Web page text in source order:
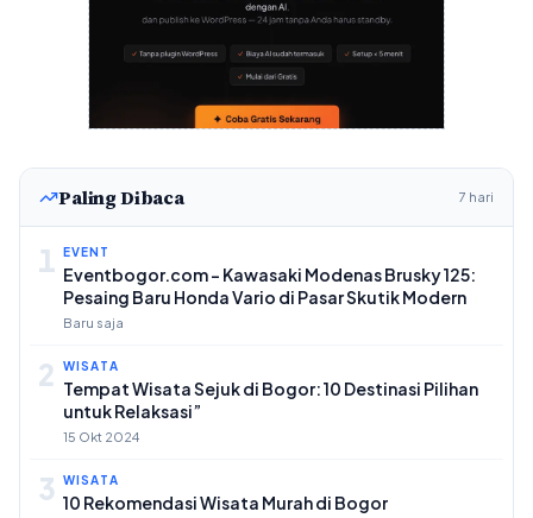
Paling Dibaca 7 hari
1 EVENT
Eventbogor.com – Kawasaki Modenas Brusky 125:
Pesaing Baru Honda Vario di Pasar Skutik Modern
Baru saja
2 WISATA
Tempat Wisata Sejuk di Bogor: 10 Destinasi Pilihan
untuk Relaksasi”
15 Okt 2024
3 WISATA
10 Rekomendasi Wisata Murah di Bogor